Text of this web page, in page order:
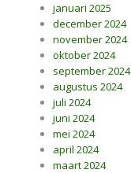
januari 2025
december 2024
november 2024
oktober 2024
september 2024
augustus 2024
juli 2024
juni 2024
mei 2024
april 2024
maart 2024